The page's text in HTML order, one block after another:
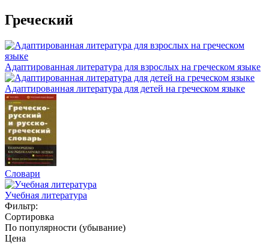
Греческий
Адаптированная литература для взрослых на греческом языке
Адаптированная литература для детей на греческом языке
Словари
Учебная литература
Фильтр:
Сортировка
По популярности (убывание)
Цена